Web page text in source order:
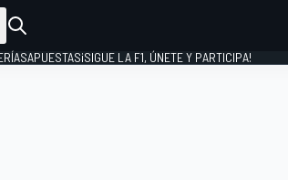
APUESTAS¡SIGUE LA F1, ÚNETE Y PARTICIPA!